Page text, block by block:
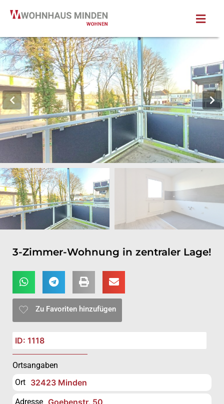
3-Zimmer-Wohnung in zentraler Lage!
Zu Favoriten hinzufügen
ID: 1118
Ortsangaben
Ort 32423 Minden
Adresse Goebenstr. 50